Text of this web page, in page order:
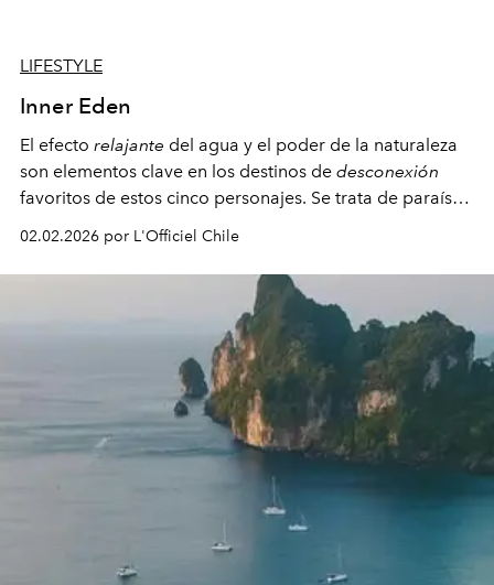
LIFESTYLE
Inner Eden
El efecto relajante del agua y el poder de la naturaleza
son elementos clave en los destinos de desconexión
favoritos de estos cinco personajes. Se trata de paraísos
transforman
espacios que entregan paz y ayudan a recargar
energías.
02.02.2026 por L'Officiel Chile